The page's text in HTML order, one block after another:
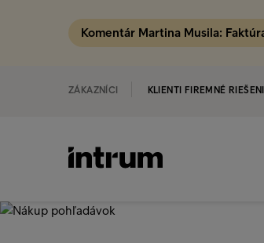
Komentár Martina Musila:
ZÁKAZNÍCI KLIENTI FIREMNÉ